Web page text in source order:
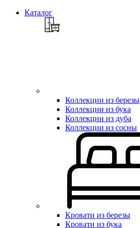
Каталог
Коллекции из березы
Коллекции из бука
Коллекции из дуба
Коллекции из сосны
Кровати из березы
Кровати из бука